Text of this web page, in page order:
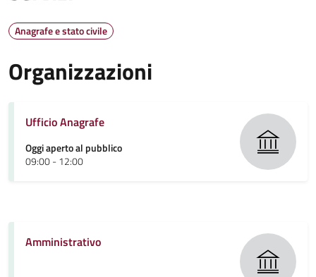
Anagrafe e stato civile
Organizzazioni
Ufficio Anagrafe
Oggi aperto al pubblico
09:00 - 12:00
Amministrativo